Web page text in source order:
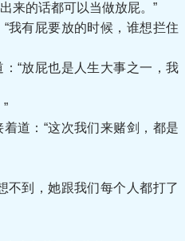
来的话都可以当做放屁。”
有屁要放的时候，谁想拦住
放屁也是人生大事之一，我
：“这次我们来赌剑，都是
到，她跟我们每个人都打了